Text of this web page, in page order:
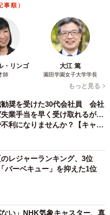
事順）
・リンゴ
師
大江 篤
園田学園女子大学学長
もっと見る
勧奨を受けた30代会社員 会社
業手当を早く受け取れるが…
利になりませんか？【キャリ
解説】
レジャーランキング、3位
バーベキュー」を抑えた1位
ない」NHK気象キャスター、真